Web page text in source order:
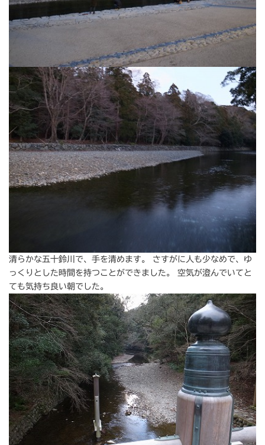
清らかな五十鈴川で、手を清めます。 さすがに人も少なめで、ゆ
っくりとした時間を持つことができました。 空気が澄んでいてと
ても気持ち良い朝でした。